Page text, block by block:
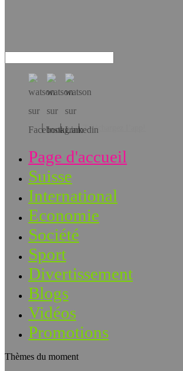
Téléchargez l’app!
Page d'accueil
Suisse
International
Economie
Société
Sport
Divertissement
Blogs
Vidéos
Promotions
Thèmes du moment